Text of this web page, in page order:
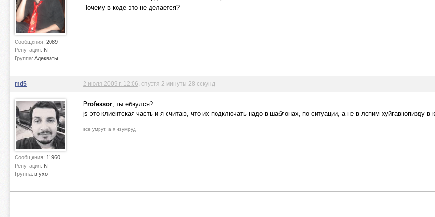
Сообщения: 2089
Репутация: N
Группа: Адекваты
Почему в коде это не делается?
md5
Сообщения: 11960
Репутация: N
Группа: в ухо
2 июля 2009 г. 12:06 , спустя 2 минуты 28 секунд
Professor, ты ебнулся?
js это клиентская часть и я считаю, что их подключать надо в шаблонах, по ситуации, а не в лепим хуйгавнопизду в
все умрут, а я изумруд